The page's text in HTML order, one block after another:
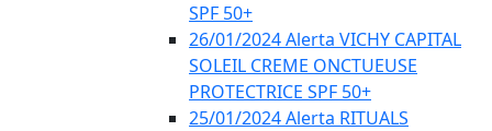
SPF 50+
26/01/2024 Alerta VICHY CAPITAL
SOLEIL CREME ONCTUEUSE
PROTECTRICE SPF 50+
25/01/2024 Alerta RITUALS